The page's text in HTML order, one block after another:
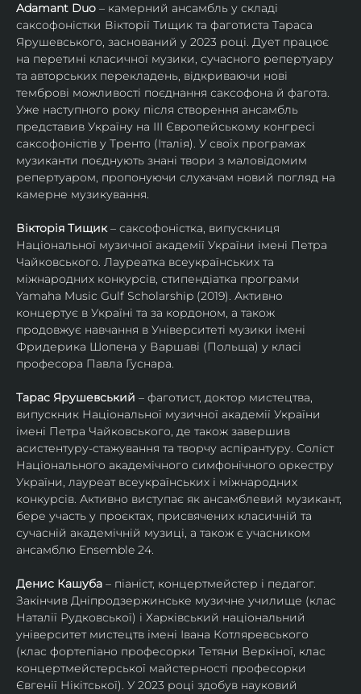
Adamant Duo – камерний ансамбль у складі
саксофоністки Вікторії Тищик та фаготиста Тараса
Ярушевського, заснований у 2023 році. Дует працює
на перетині класичної музики, сучасного репертуару
та авторських перекладень, відкриваючи нові
темброві можливості поєднання саксофона й фагота.
Уже наступного року після створення ансамбль
представив Україну на ІІІ Європейському конгресі
саксофоністів у Тренто (Італія). У своїх програмах
музиканти поєднують знані твори з маловідомим
репертуаром, пропонуючи слухачам новий погляд на
камерне музикування.
Вікторія Тищик – саксофоністка, випускниця
Національної музичної академії України імені Петра
Чайковського. Лауреатка всеукраїнських та
міжнародних конкурсів, стипендіатка програми
Yamaha Music Gulf Scholarship (2019). Активно
концертує в Україні та за кордоном, а також
продовжує навчання в Університеті музики імені
Фридерика Шопена у Варшаві (Польща) у класі
професора Павла Гуснара.
Тарас Ярушевський – фаготист, доктор мистецтва,
випускник Національної музичної академії України
імені Петра Чайковського, де також завершив
асистентуру-стажування та творчу аспірантуру. Соліст
Національного академічного симфонічного оркестру
України, лауреат всеукраїнських і міжнародних
конкурсів. Активно виступає як ансамблевий музикант,
бере участь у проєктах, присвячених класичній та
сучасній академічній музиці, а також є учасником
ансамблю Ensemble 24.
Денис Кашуба – піаніст, концертмейстер і педагог.
Закінчив Дніпродзержинське музичне училище (клас
Наталії Рудковської) і Харківський національний
університет мистецтв імені Івана Котляревського
(клас фортепіано професорки Тетяни Веркіної, клас
концертмейстерської майстерності професорки
Євгенії Нікітської). У 2023 році здобув науковий